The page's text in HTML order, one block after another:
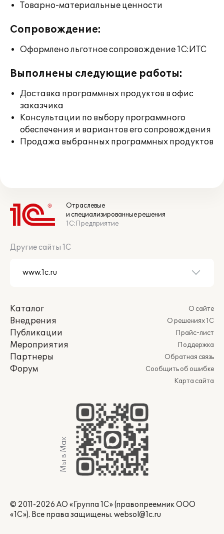
Товарно-материальные ценности
Сопровождение:
Оформлено льготное сопровождение 1С:ИТС
Выполнены следующие работы:
Доставка программных продуктов в офис
заказчика
Консультации по выбору программного
обеспечения и вариантов его сопровождения
Продажа выбранных программных продуктов
Отраслевые
и специализированные решения
1С:Предприятие
Другие сайты 1С
Каталог
Внедрения
Публикации
Мероприятия
Партнеры
Форум
О сайте
О решениях 1С
Прайс-лист
Поддержка
Обратная связь
Сообщить об ошибке
Карта сайта
Мы в Max
© 2011-2026 АО «Группа 1С» (правопреемник ООО
«1С»). Все права защищены. websol@1c.ru